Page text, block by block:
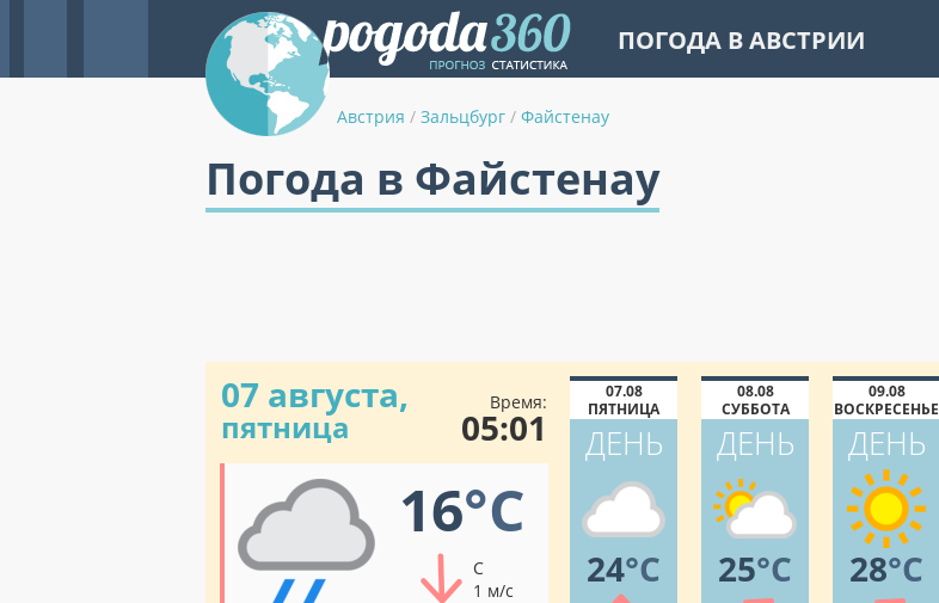
ПОГОДА В АВСТРИИ
Австрия / Зальцбург / Файстенау
Погода в Файстенау
07 августа,
пятница
Время:
05:01
16°C
С
1 м/с
07.08
ПЯТНИЦА
ДЕНЬ
24°C
08.08
СУББОТА
ДЕНЬ
25°C
09.08
ВОСКРЕСЕНЬЕ
ДЕНЬ
28°C